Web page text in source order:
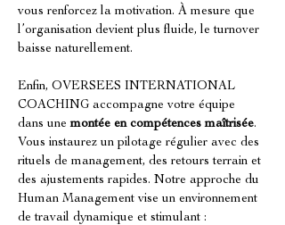
vous renforcez la motivation. À mesure que
l’organisation devient plus fluide, le turnover
baisse naturellement.
Enfin, OVERSEES INTERNATIONAL
COACHING accompagne votre équipe
dans une montée en compétences maîtrisée.
Vous instaurez un pilotage régulier avec des
rituels de management, des retours terrain et
des ajustements rapides. Notre approche du
Human Management vise un environnement
de travail dynamique et stimulant :